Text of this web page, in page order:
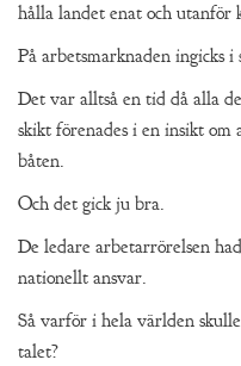
hålla landet enat och utanför
På arbetsmarknaden ingicks
Det var alltså en tid då alla
skikt förenades i en insikt
båten.
Och det gick ju bra.
De ledare arbetarrörelsen
nationellt ansvar.
Så varför i hela världen
talet?